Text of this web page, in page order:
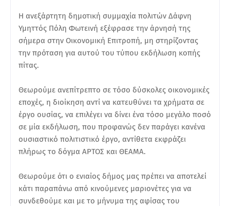
Η ανεξάρτητη δημοτική συμμαχία πολιτών Δάφνη
Υμηττός Πόλη Φωτεινή εξέφρασε την άρνησή της
σήμερα στην Οικονομική Επιτροπή, μη στηρίζοντας
την πρόταση για αυτού του τύπου εκδήλωση κοπής
πίτας.
Θεωρούμε ανεπίτρεπτο σε τόσο δύσκολες οικονομικές
εποχές, η διοίκηση αντί να κατευθύνει τα χρήματα σε
έργο ουσίας, να επιλέγει να δίνει ένα τόσο μεγάλο ποσό
σε μία εκδήλωση, που προφανώς δεν παράγει κανένα
ουσιαστικό πολιτιστικό έργο, αντίθετα εκφράζει
πλήρως το δόγμα ΑΡΤΟΣ και ΘΕΑΜΑ.
Θεωρούμε ότι ο ενιαίος δήμος μας πρέπει να αποτελεί
κάτι παραπάνω από κινούμενες μαριονέτες για να
συνδεθούμε και με το μήνυμα της αφίσας του